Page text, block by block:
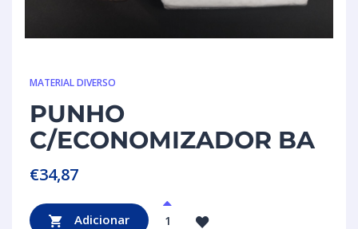
MATERIAL DIVERSO
PUNHO
C/ECONOMIZADOR BA
€34,87
Adicionar